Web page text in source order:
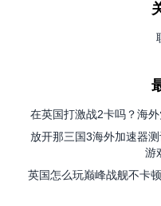
在英国打激战2卡吗？海
放开那三国3海外加速器
游
英国怎么玩巅峰战舰不卡